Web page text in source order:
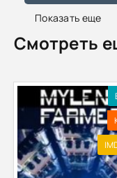
Показать еще
Смотреть